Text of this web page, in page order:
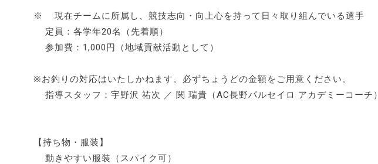
※ 現在チームに所属し、競技志向・向上心を持って日々取り組んでいる選手
定員：各学年20名（先着順）
参加費：1,000円（地域貢献活動として）
※お釣りの対応はいたしかねます。必ずちょうどの金額をご用意ください。
指導スタッフ：宇野沢 祐次 ／ 関 瑞貴（AC長野パルセイロ アカデミーコーチ）
【持ち物・服装】
動きやすい服装（スパイク可）